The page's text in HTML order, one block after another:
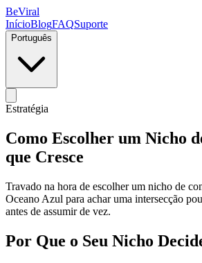
BeViral
InícioBlogFAQSuporte
Português
Estratégia
Como Escolher um Nicho
que Cresce
Travado na hora de escolher um nicho de
Oceano Azul para achar uma intersecção
antes de assumir de vez.
Por Que o Seu Nicho